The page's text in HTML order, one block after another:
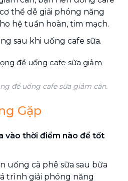
thể dễ giải phóng năng
hệ tuần hoàn, tim mạch.
sau khi uống cafe sữa.
để uống cafe sữa giảm cân.
Gặp
vào thời điểm nào để tốt
uống cà phê sữa sau bữa
trình giải phóng năng